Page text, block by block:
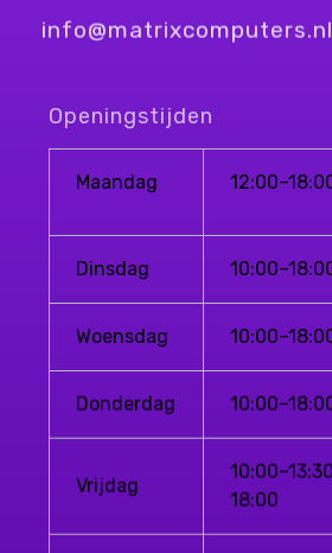
info@matrixcomputers.nl
Openingstijden
Maandag
Dinsdag
Woensdag
Donderdag
Vrijdag
18:00